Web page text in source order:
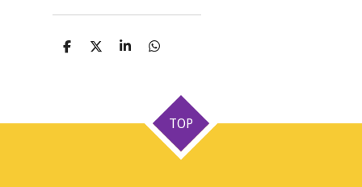
D
D
S
D
TOP